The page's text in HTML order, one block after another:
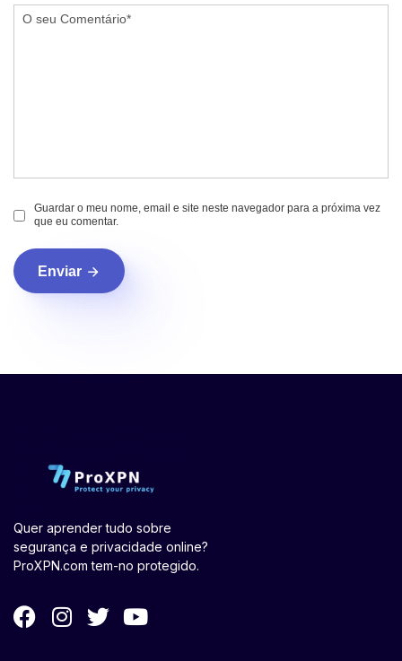
Guardar o meu nome, email e site neste navegador para a próxima vez
que eu comentar.
Enviar
Quer aprender tudo sobre
segurança e privacidade online?
ProXPN.com tem-no protegido.